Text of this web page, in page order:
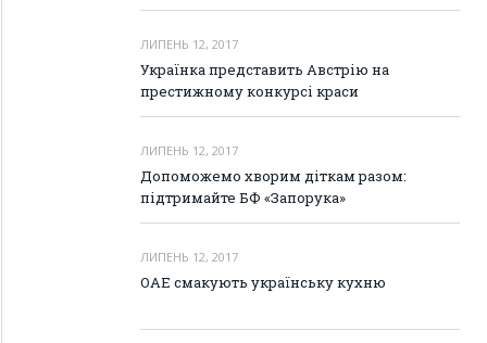
ЛИПЕНЬ 12, 2017
Українка представить Австрію на
престижному конкурсі краси
ЛИПЕНЬ 12, 2017
Допоможемо хворим діткам разом:
підтримайте БФ «Запорука»
ЛИПЕНЬ 12, 2017
ОАЕ смакують українську кухню